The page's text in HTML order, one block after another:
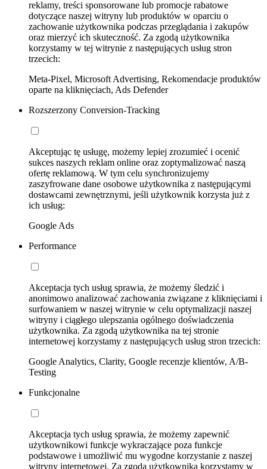
reklamy, treści sponsorowane lub promocje rabatowe
dotyczące naszej witryny lub produktów w oparciu o
zachowanie użytkownika podczas przeglądania i zakupów
oraz mierzyć ich skuteczność. Za zgodą użytkownika
korzystamy w tej witrynie z następujących usług stron
trzecich:
Meta-Pixel, Microsoft Advertising, Rekomendacje produktów
oparte na kliknięciach, Ads Defender
Rozszerzony Conversion-Tracking
Akceptując tę usługę, możemy lepiej zrozumieć i ocenić
sukces naszych reklam online oraz zoptymalizować naszą
ofertę reklamową. W tym celu synchronizujemy
zaszyfrowane dane osobowe użytkownika z następującymi
dostawcami zewnętrznymi, jeśli użytkownik korzysta już z
ich usług:
Google Ads
Performance
Akceptacja tych usług sprawia, że możemy śledzić i
anonimowo analizować zachowania związane z kliknięciami i
surfowaniem w naszej witrynie w celu optymalizacji naszej
witryny i ciągłego ulepszania ogólnego doświadczenia
użytkownika. Za zgodą użytkownika na tej stronie
internetowej korzystamy z następujących usług stron trzecich:
Google Analytics, Clarity, Google recenzje klientów, A/B-
Testing
Funkcjonalne
Akceptacja tych usług sprawia, że możemy zapewnić
użytkownikowi funkcje wykraczające poza funkcje
podstawowe i umożliwić mu wygodne korzystanie z naszej
witryny internetowej. Za zgodą użytkownika korzystamy w